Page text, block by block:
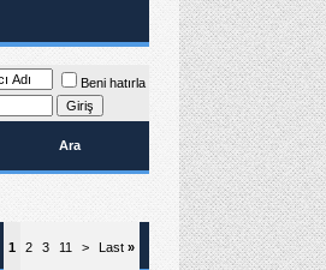
Beni hatırla
Ara
1 2 3 11 > Last »